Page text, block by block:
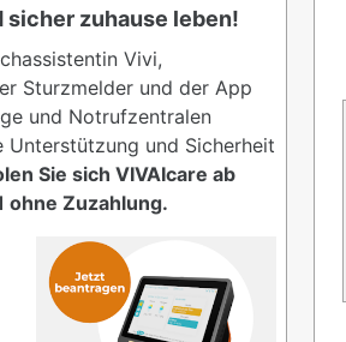
sicher zuhause leben!
Vivi,
Sturzmelder und der App
und Notrufzentralen
Unterstützung und Sicherheit
Sie sich VIVAIcare ab
ohne Zuzahlung.